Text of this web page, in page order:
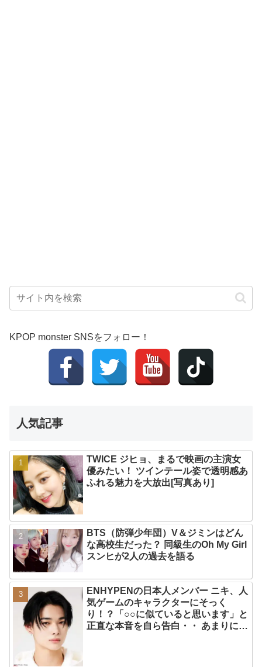
KPOP monster SNSをフォロー！
人気記事
TWICE ジヒョ、まるで映画の主演女
優みたい！ ツインテール姿で透明感あ
ふれる魅力を大放出[写真あり]
BTS（防弾少年団）V＆ジミンはどん
な高校生だった？ 同級生のOh My Girl
スンヒが2人の過去を語る
ENHYPENの日本人メンバー ニキ、人
気ゲームのキャラクターにそっく
り！？「○○に似ていると思います」と
正直な本音を自ら告白・・ あまりにも